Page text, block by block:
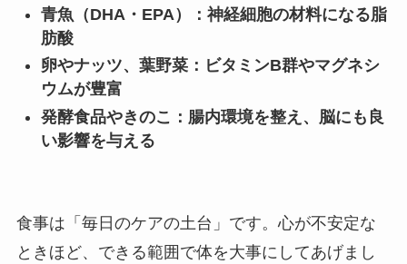
青魚（DHA・EPA）：神経細胞の材料になる脂
肪酸
卵やナッツ、葉野菜：ビタミンB群やマグネシ
ウムが豊富
発酵食品やきのこ：腸内環境を整え、脳にも良
い影響を与える
食事は「毎日のケアの土台」です。心が不安定な
ときほど、できる範囲で体を大事にしてあげまし